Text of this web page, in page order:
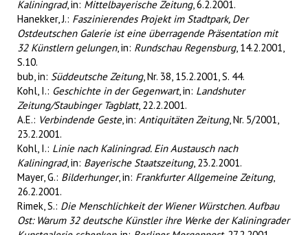
Kaliningrad, in: Mittelbayerische Zeitung, 6.2.2001.
Hanekker, J.: Faszinierendes Projekt im Stadtpark, Der
Ostdeutschen Galerie ist eine überragende Präsentation mit
32 Künstlern gelungen, in: Rundschau Regensburg, 14.2.2001,
S.10.
bub, in: Süddeutsche Zeitung, Nr. 38, 15.2.2001, S. 44.
Kohl, I.: Geschichte in der Gegenwart, in: Landshuter
Zeitung/Staubinger Tagblatt, 22.2.2001.
A.E.: Verbindende Geste, in: Antiquitäten Zeitung, Nr. 5/2001,
23.2.2001.
Kohl, I.: Linie nach Kaliningrad. Ein Austausch nach
Kaliningrad, in: Bayerische Staatszeitung, 23.2.2001.
Mayer, G.: Bilderhunger, in: Frankfurter Allgemeine Zeitung,
26.2.2001.
Rimek, S.: Die Menschlichkeit der Wiener Würstchen. Aufbau
Ost: Warum 32 deutsche Künstler ihre Werke der Kaliningrader